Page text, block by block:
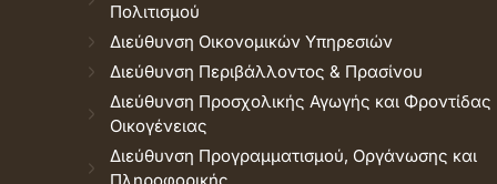
Πολιτισμού
Διεύθυνση Οικονομικών Υπηρεσιών
Διεύθυνση Περιβάλλοντος & Πρασίνου
Διεύθυνση Προσχολικής Αγωγής και Φροντίδας
Οικογένειας
Διεύθυνση Προγραμματισμού, Οργάνωσης και